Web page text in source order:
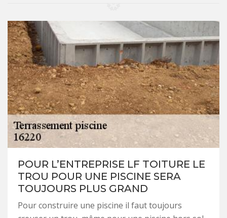
POUR L’ENTREPRISE LF TOITURE LE
TROU POUR UNE PISCINE SERA
TOUJOURS PLUS GRAND
Pour construire une piscine il faut toujours